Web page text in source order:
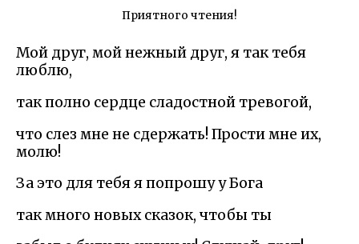
Приятного чтения!
Мой друг, мой нежный друг, я так тебя
люблю,
так полно сердце сладостной тревогой,
что слез мне не сдержать! Прости мне их,
молю!
За это для тебя я попрошу у Бога
так много новых сказок, чтобы ты